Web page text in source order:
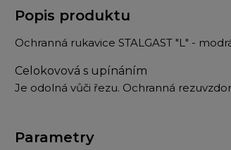
Popis produktu
Ochranná rukavice STALGAST "L" -
Celokovová s upínáním
Je odolná vůči řezu. Ochranná
Parametry